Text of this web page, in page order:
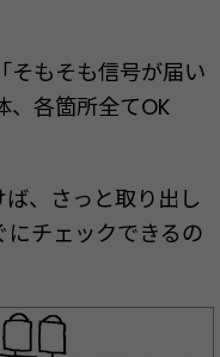
そもそも信号が届い
、各箇所全てOK
、さっと取り出し
にチェックできるの